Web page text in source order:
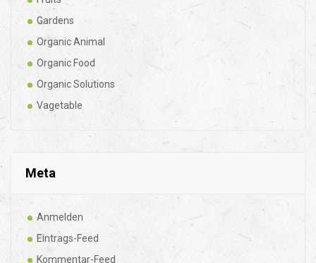
Gardens
Organic Animal
Organic Food
Organic Solutions
Vagetable
Meta
Anmelden
Eintrags-Feed
Kommentar-Feed